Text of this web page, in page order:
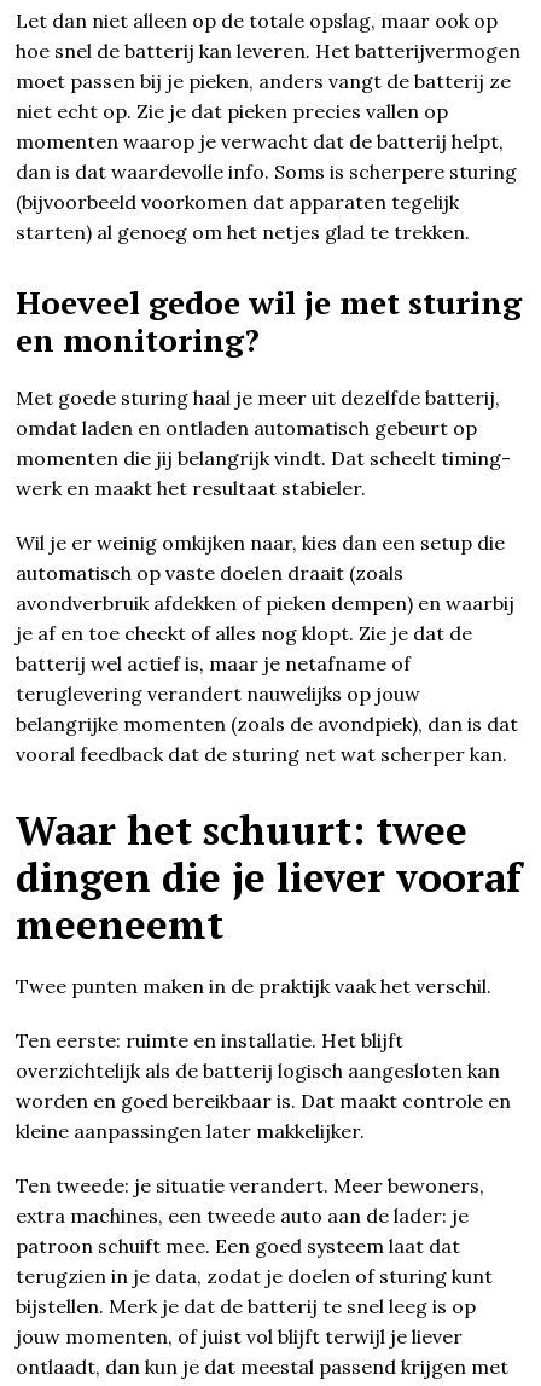
Let dan niet alleen op de totale opslag, maar ook op
hoe snel de batterij kan leveren. Het batterijvermogen
moet passen bij je pieken, anders vangt de batterij ze
niet echt op. Zie je dat pieken precies vallen op
momenten waarop je verwacht dat de batterij helpt,
dan is dat waardevolle info. Soms is scherpere sturing
(bijvoorbeeld voorkomen dat apparaten tegelijk
starten) al genoeg om het netjes glad te trekken.
Hoeveel gedoe wil je met sturing
en monitoring?
Met goede sturing haal je meer uit dezelfde batterij,
omdat laden en ontladen automatisch gebeurt op
momenten die jij belangrijk vindt. Dat scheelt timing-
werk en maakt het resultaat stabieler.
Wil je er weinig omkijken naar, kies dan een setup die
automatisch op vaste doelen draait (zoals
avondverbruik afdekken of pieken dempen) en waarbij
je af en toe checkt of alles nog klopt. Zie je dat de
batterij wel actief is, maar je netafname of
teruglevering verandert nauwelijks op jouw
belangrijke momenten (zoals de avondpiek), dan is dat
vooral feedback dat de sturing net wat scherper kan.
Waar het schuurt: twee
dingen die je liever vooraf
meeneemt
Twee punten maken in de praktijk vaak het verschil.
Ten eerste: ruimte en installatie. Het blijft
overzichtelijk als de batterij logisch aangesloten kan
worden en goed bereikbaar is. Dat maakt controle en
kleine aanpassingen later makkelijker.
Ten tweede: je situatie verandert. Meer bewoners,
extra machines, een tweede auto aan de lader: je
patroon schuift mee. Een goed systeem laat dat
terugzien in je data, zodat je doelen of sturing kunt
bijstellen. Merk je dat de batterij te snel leeg is op
jouw momenten, of juist vol blijft terwijl je liever
ontlaadt, dan kun je dat meestal passend krijgen met